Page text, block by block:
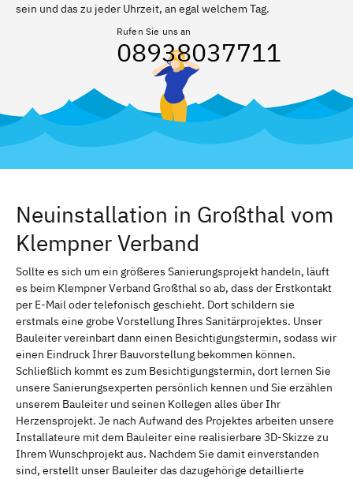
sein und das zu jeder Uhrzeit, an egal welchem Tag.
Rufen Sie uns an
08938037711
Neuinstallation in Großthal vom
Klempner Verband
Sollte es sich um ein größeres Sanierungsprojekt handeln, läuft
es beim Klempner Verband Großthal so ab, dass der Erstkontakt
per E-Mail oder telefonisch geschieht. Dort schildern sie
erstmals eine grobe Vorstellung Ihres Sanitärprojektes. Unser
Bauleiter vereinbart dann einen Besichtigungstermin, sodass wir
einen Eindruck Ihrer Bauvorstellung bekommen können.
Schließlich kommt es zum Besichtigungstermin, dort lernen Sie
unsere Sanierungsexperten persönlich kennen und Sie erzählen
unserem Bauleiter und seinen Kollegen alles über Ihr
Herzensprojekt. Je nach Aufwand des Projektes arbeiten unsere
Installateure mit dem Bauleiter eine realisierbare 3D-Skizze zu
Ihrem Wunschprojekt aus. Nachdem Sie damit einverstanden
sind, erstellt unser Bauleiter das dazugehörige detaillierte